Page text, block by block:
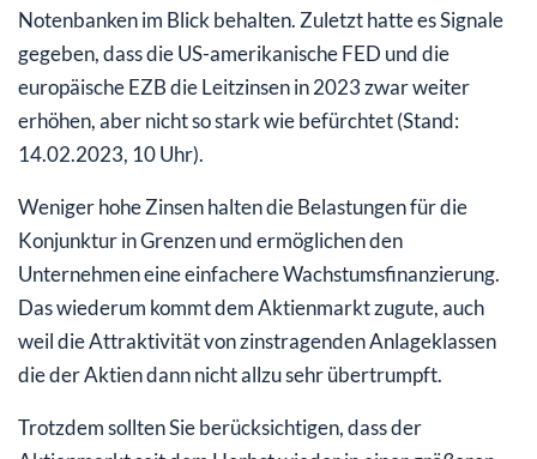
Notenbanken im Blick behalten. Zuletzt hatte es Signale
gegeben, dass die US-amerikanische FED und die
europäische EZB die Leitzinsen in 2023 zwar weiter
erhöhen, aber nicht so stark wie befürchtet (Stand:
14.02.2023, 10 Uhr).
Weniger hohe Zinsen halten die Belastungen für die
Konjunktur in Grenzen und ermöglichen den
Unternehmen eine einfachere Wachstumsfinanzierung.
Das wiederum kommt dem Aktienmarkt zugute, auch
weil die Attraktivität von zinstragenden Anlageklassen
die der Aktien dann nicht allzu sehr übertrumpft.
Trotzdem sollten Sie berücksichtigen, dass der